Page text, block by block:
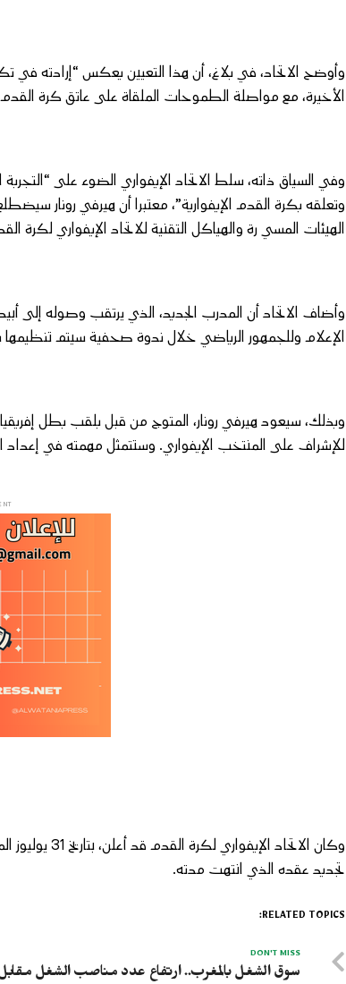
وأوضح الاتحاد، في بلاغ، أن هذا التعيين يعكس “إرادته
الأخيرة، مع مواصلة الطموحات الملقاة على عاتق كرة القدم
وفي السياق ذاته، سلط الاتحاد الإيفواري الضوء على
وتعلقه بكرة القدم الإيفوارية”، معتبرا أن هيرفي رونار
الهيئات المسي رة والهياكل التقنية للاتحاد الإيفواري لكرة
وأضاف الاتحاد أن المدرب الجديد، الذي يرتقب وصوله إلى
الإعلام وللجمهور الرياضي خلال ندوة صحفية سيتم تنظيمها
للإشراف على المنتخب الإيفواري. وستتمثل مهمته في إعداد
وكان الاتحاد
تجديد عقده الذي انتهت مدته.
RELATED TOPICS:
DON'T MISS
سوق الشغل بالمغرب.. ارتفاع عدد مناصب الشغل